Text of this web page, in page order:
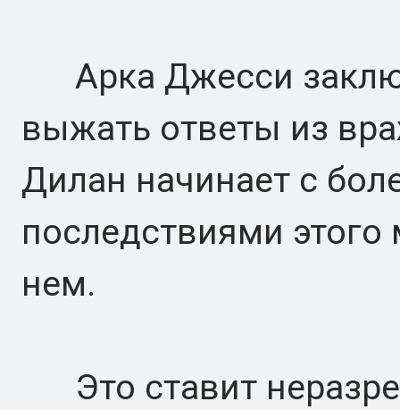
Арка Джесси
выжать ответы из
Дилан начинает с
последствиями
нем.
Это ставит